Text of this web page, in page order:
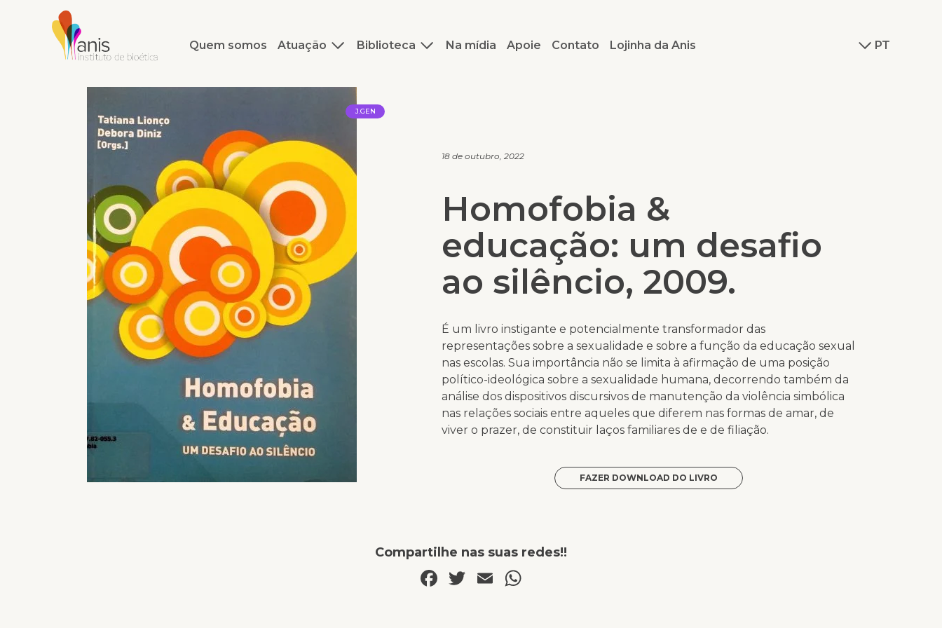
Quem somos Atuação Biblioteca Na mídia Apoie Contato Lojinha da Anis PT
J.GEN
18 de outubro, 2022
Homofobia &
educação: um desafio
ao silêncio, 2009.
É um livro instigante e potencialmente transformador das
representações sobre a sexualidade e sobre a função da educação sexual
nas escolas. Sua importância não se limita à afirmação de uma posição
político-ideológica sobre a sexualidade humana, decorrendo também da
análise dos dispositivos discursivos de manutenção da violência simbólica
nas relações sociais entre aqueles que diferem nas formas de amar, de
viver o prazer, de constituir laços familiares de e de filiação.
FAZER DOWNLOAD DO LIVRO
Compartilhe nas suas redes!!
Facebook
Twitter
Email